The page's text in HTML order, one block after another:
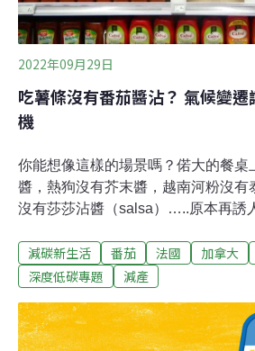
2022年09月29日
吃薯條沒有番茄醬沾？ 氣候變
機
你能想像這樣的場景嗎？偌大的餐桌
醬，熱狗沒有芥末醬，越南河粉沒有
沒有莎莎沾醬（salsa）…..原本再誘
的影響下，這些生活不可或缺的尋常
機。番茄歉收 衝擊三大醬料影響最大
（Marinara sauce）、披薩醬與義大
料，薯條、漢堡也少不了它，做披薩
減碳新生活 番茄 法國 加拿大
深度低碳專題
減產